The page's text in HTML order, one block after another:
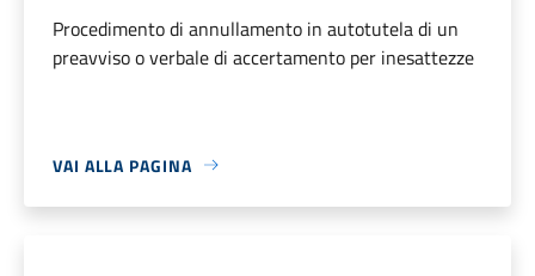
Procedimento di annullamento in autotutela di un
preavviso o verbale di accertamento per inesattezze
VAI ALLA PAGINA